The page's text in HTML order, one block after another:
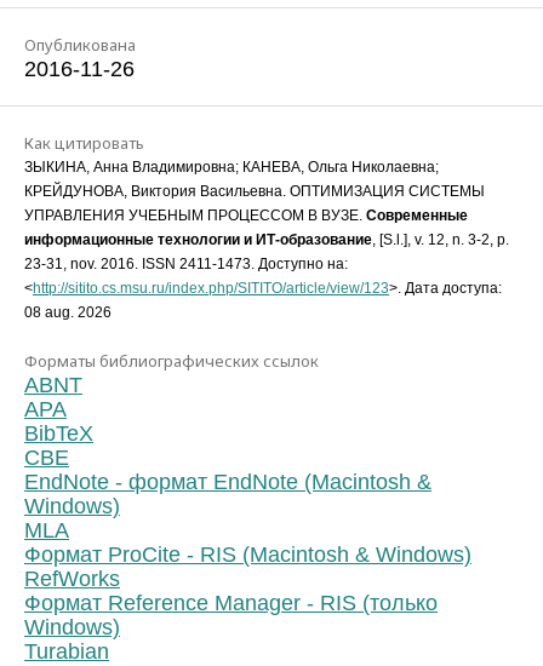
Опубликована
2016-11-26
Как цитировать
ЗЫКИНА, Анна Владимировна; КАНЕВА, Ольга Николаевна;
КРЕЙДУНОВА, Виктория Васильевна. ОПТИМИЗАЦИЯ СИСТЕМЫ
УПРАВЛЕНИЯ УЧЕБНЫМ ПРОЦЕССОМ В ВУЗЕ. Современные
информационные технологии и ИТ-образование, [S.l.], v. 12, n. 3-2, p.
23-31, nov. 2016. ISSN 2411-1473. Доступно на:
<http://sitito.cs.msu.ru/index.php/SITITO/article/view/123>. Дата доступа:
08 aug. 2026
Форматы библиографических ссылок
ABNT
APA
BibTeX
CBE
EndNote - формат EndNote (Macintosh &
Windows)
MLA
Формат ProCite - RIS (Macintosh & Windows)
RefWorks
Формат Reference Manager - RIS (только
Windows)
Turabian